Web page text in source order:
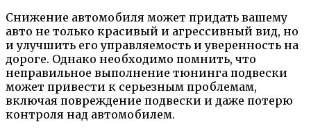
Снижение автомобиля может придать вашему
авто не только красивый и агрессивный вид, но
и улучшить его управляемость и уверенность на
дороге. Однако необходимо помнить, что
неправильное выполнение тюнинга подвески
может привести к серьезным проблемам,
включая повреждение подвески и даже потерю
контроля над автомобилем.